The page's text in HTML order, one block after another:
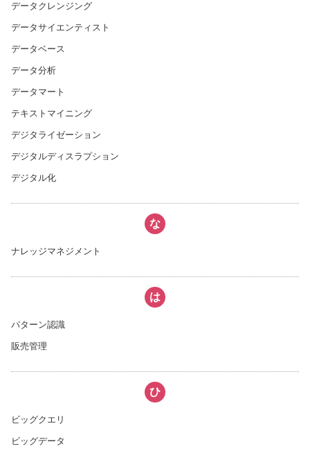
データクレンジング
データサイエンティスト
データベース
データ分析
データマート
テキストマイニング
デジタライゼーション
デジタルディスラプション
デジタル化
な
ナレッジマネジメント
は
パターン認識
販売管理
ひ
ビッグクエリ
ビッグデータ